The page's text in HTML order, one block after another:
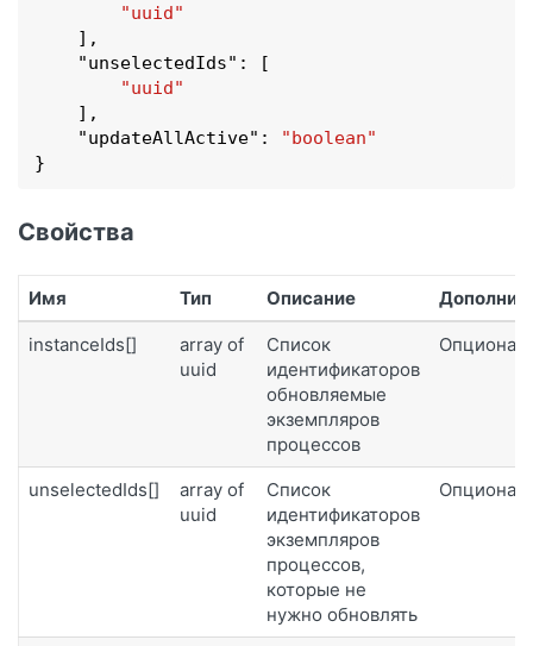
"uuid"
    ]
,
    "
unselectedIds":
[
"uuid"
    ]
,
    "
updateAllActive":
"boolean"
}
Свойства
Имя Тип Описание
instanceIds[]
array of
uuid
Список
идентификаторов
обновляемые
экземпляров
процессов
unselectedIds[]
array of
uuid
Список
идентификаторов
экземпляров
процессов,
которые не
нужно обновлять